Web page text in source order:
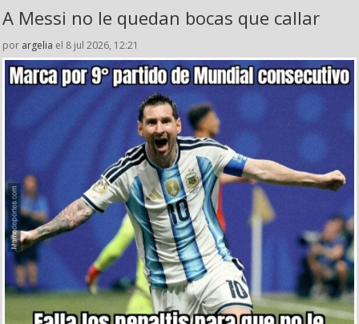
A Messi no le quedan bocas que callar
por argelia el 8 jul 2026, 12:21